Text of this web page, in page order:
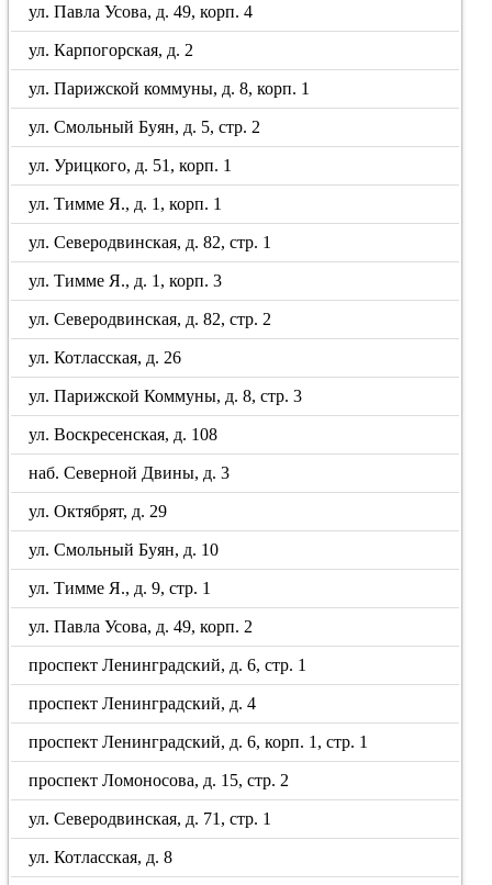
ул. Павла Усова, д. 49, корп. 4
ул. Карпогорская, д. 2
ул. Парижской коммуны, д. 8, корп. 1
ул. Смольный Буян, д. 5, стр. 2
ул. Урицкого, д. 51, корп. 1
ул. Тимме Я., д. 1, корп. 1
ул. Северодвинская, д. 82, стр. 1
ул. Тимме Я., д. 1, корп. 3
ул. Северодвинская, д. 82, стр. 2
ул. Котласская, д. 26
ул. Парижской Коммуны, д. 8, стр. 3
ул. Воскресенская, д. 108
наб. Северной Двины, д. 3
ул. Октябрят, д. 29
ул. Смольный Буян, д. 10
ул. Тимме Я., д. 9, стр. 1
ул. Павла Усова, д. 49, корп. 2
проспект Ленинградский, д. 6, стр. 1
проспект Ленинградский, д. 4
проспект Ленинградский, д. 6, корп. 1, стр. 1
проспект Ломоносова, д. 15, стр. 2
ул. Северодвинская, д. 71, стр. 1
ул. Котласская, д. 8